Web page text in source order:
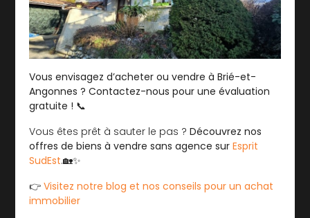
Vous envisagez d’acheter ou vendre à Brié-et-
Angonnes ? Contactez-nous pour une évaluation
gratuite ! 📞
Vous êtes prêt à sauter le pas ?Découvrez nos
offres de biens à vendre sans agence surEsprit
SudEst.🏡✨
👉Visitez notre blog et nos conseils pour un achat
immobilier